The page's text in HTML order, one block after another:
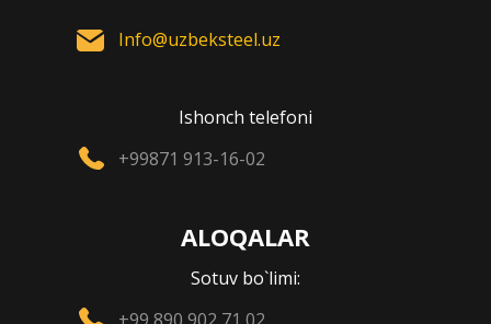
Info@uzbeksteel.uz
Ishonch telefoni
+99871 913-16-02
ALOQALAR
Sotuv bo`limi: